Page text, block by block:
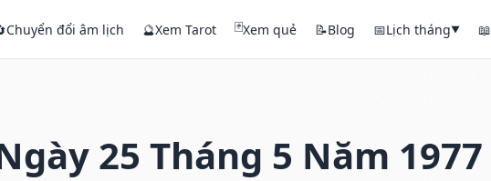
Chuyển đổi âm lịch 🔮Xem Tarot 🃏Xem quẻ 📝Blog 📅Lịch tháng▼ 📖
25 Tháng 5 Năm 1977